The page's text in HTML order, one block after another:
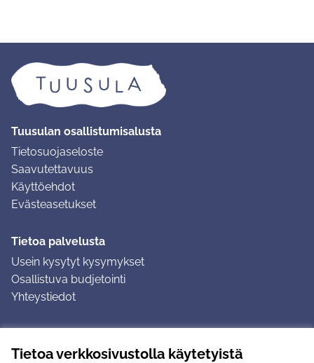
Tietoa verkkosivustolla käytetyistä
Tuusulan osallistumisalusta
Tietosuojaseloste
Saavutettavuus
Käyttöehdot
Evästeasetukset
Tietoa palvelusta
Usein kysytyt kysymykset
Osallistuva budjetointi
Yhteystiedot
Ohjeet kirjautumiseen